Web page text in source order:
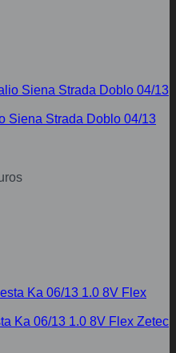
Siena Strada Doblo 04/13
Ka 06/13 1.0 8V Flex Zetec